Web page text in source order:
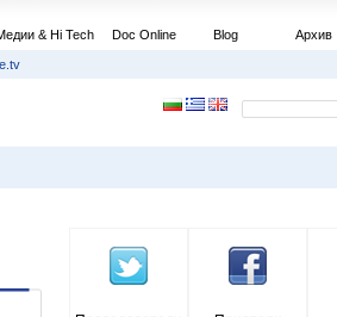
& Hi Tech Doc Online Blog Архив